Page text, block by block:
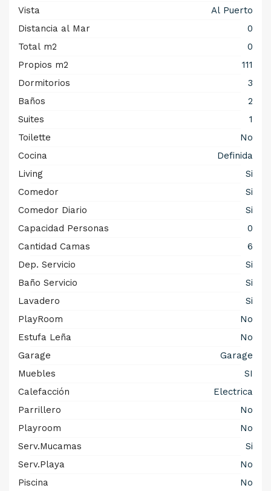
Vista
Al Puerto
Distancia al Mar
0
Total m2
0
Propios m2
111
Dormitorios
3
Baños
2
Suites
1
Toilette
No
Cocina
Definida
Living
Si
Comedor
Si
Comedor Diario
Si
Capacidad Personas
0
Cantidad Camas
6
Dep. Servicio
Si
Baño Servicio
Si
Lavadero
Si
PlayRoom
No
Estufa Leña
No
Garage
Garage
Muebles
SI
Calefacción
Electrica
Parrillero
No
Playroom
No
Serv.Mucamas
Si
Serv.Playa
No
Piscina
No